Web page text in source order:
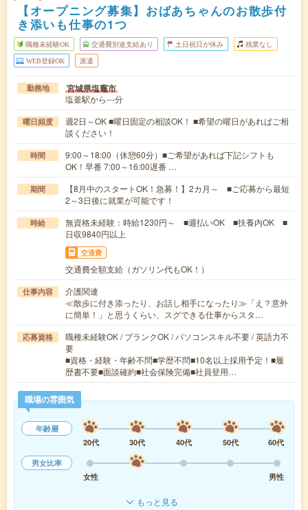
【オープニング募集】おばあちゃんのお散歩付
き添いも仕事の1つ
職種未経験OK 交通費別途支給あり 土日祝日が休み 残業なし
WEB登録OK 派遣
勤務地 宮城県塩竈市
塩釜駅から---分
曜日頻度
週2日～OK ■曜日固定の相談OK！ ■希望の曜日があればご相
談ください！
時間
9:00～18:00（休憩60分）■ご希望があれば下記シフトも
OK！早番 7:00～16:00遅番 …
期間
【8月中のスタートOK！急募！】2カ月～ ■ご応募から最短
2～3日後に就業が可能です！
時給
無資格未経験：時給1230円～ ■週払いOK ■扶養内OK ■
日収9840円以上
交通費
交通費全額支給（ガソリン代もOK！）
仕事内容
介護関連
≪散歩に付き添ったり、お話し相手になったり≫「え？意外
に簡単！」と思うくらい、スグできる仕事からスタ…
応募資格
職種未経験OK / ブランクOK / パソコンスキル不要 / 英語力不
要
■資格・経験・年齢不問■学歴不問■10名以上採用予定！■履
歴書不要■面談確約■社会保険完備■社員登用…
職場の雰囲気
年齢層
20代
30代 40代 50代
60代
男女比率
女性
男性
もっと見る